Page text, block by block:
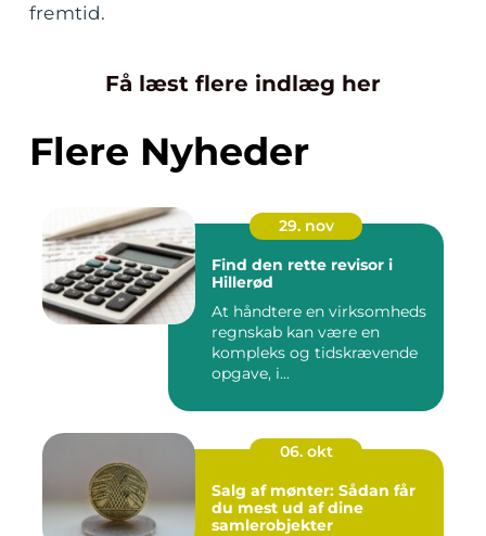
fremtid.
Få læst flere indlæg her
Flere Nyheder
29. nov
Find den rette revisor i
Hillerød
At håndtere en virksomheds
regnskab kan være en
kompleks og tidskrævende
opgave, i...
06. okt
Salg af mønter: Sådan får
du mest ud af dine
samlerobjekter